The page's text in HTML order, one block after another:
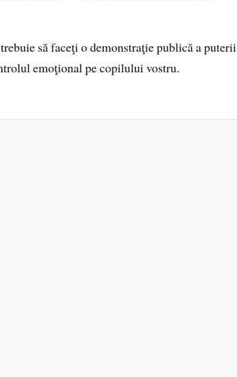
să faceţi o demonstraţie publică a puterii
emoţional pe copilului vostru.